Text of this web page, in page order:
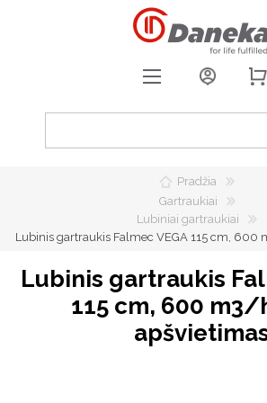
0
Pradžia
Gartraukiai
Lubiniai gartraukiai
Lubinis gartraukis Falmec VEGA 115 cm, 600
Lubinis gartraukis
115 cm, 600 m3/